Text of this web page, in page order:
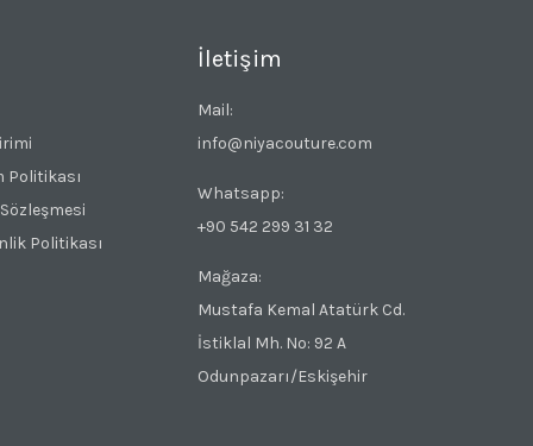
Politikası
Politikası
İletişim
Mail:
info@niyacouture.com
Whatsapp:
+90 542 299 31 32
Mağaza:
Mustafa Kemal Atatürk Cd.
İstiklal Mh. No: 92 A
Odunpazarı/Eskişehir